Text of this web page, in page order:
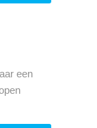
een